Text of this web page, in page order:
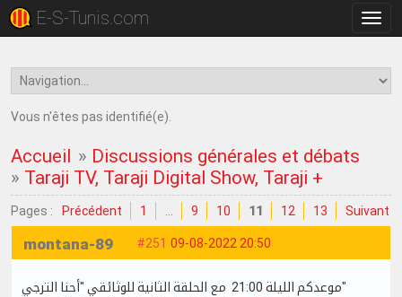
la
E-S-Tunis.com
Vous n'êtes pas identifié(e).
Accueil » Discussions générales et débats
» Taraji TV, Taraji Digital Show, Taraji +
Pages : Précédent 1 9 10 11 12 13 Suivant
#251 09-08-2022 20:50
montana-89
موعدكم الليلة 21:00 مع الحلقة الثانية للوثائقي "أحنا الترجي"